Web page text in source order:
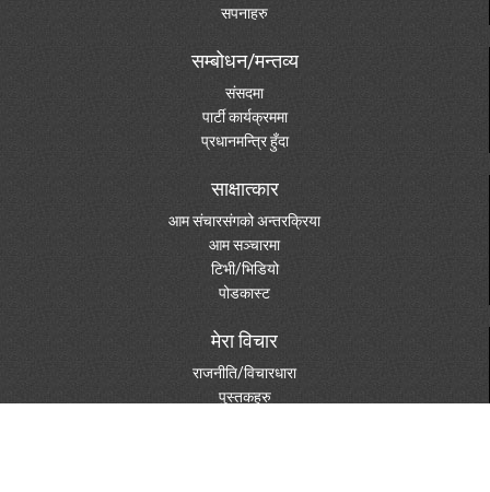
सपनाहरु
सम्बोधन/मन्तव्य
संसदमा
पार्टी कार्यक्रममा
प्रधानमन्त्रि हुँदा
साक्षात्कार
आम संचारसंगको अन्तरक्रिया
आम सञ्चारमा
टिभी/भिडियो
पोडकास्ट
मेरा विचार
राजनीति/विचारधारा
पुस्तकहरु